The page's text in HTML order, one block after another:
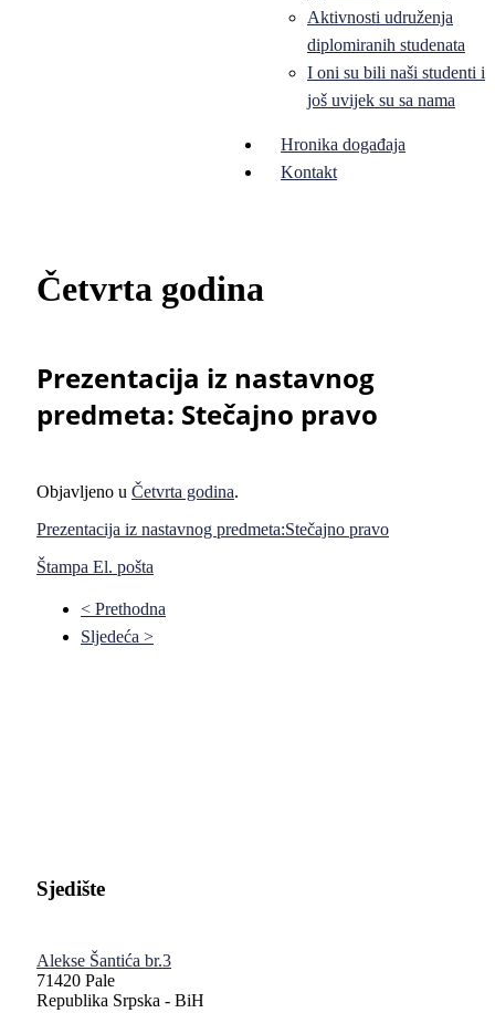
Aktivnosti udruženja
diplomiranih studenata
I oni su bili naši studenti i
još uvijek su sa nama
Hronika događaja
Kontakt
Četvrta godina
Prezentacija iz nastavnog
predmeta: Stečajno pravo
Objavljeno u Četvrta godina.
Prezentacija iz nastavnog predmeta:Stečajno pravo
Štampa El. pošta
< Prethodna
Sljedeća >
Sjedište
Alekse Šantića br.3
71420 Pale
Republika Srpska - BiH